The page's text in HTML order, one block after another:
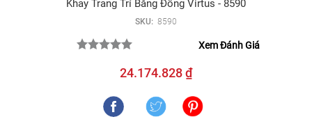
Khay Trang Trí Bằng Đồng Virtus - 8590
SKU: 8590
Xem Đánh Giá
24.174.828 ₫